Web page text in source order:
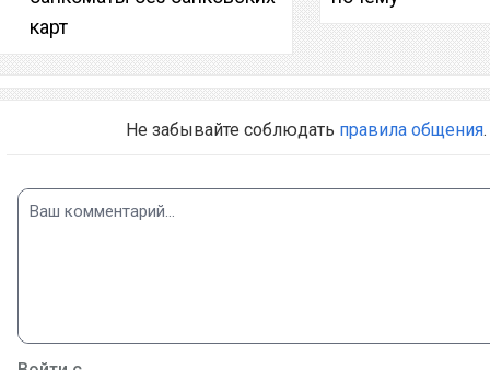
карт
Не забывайте соблюдать правила общения.